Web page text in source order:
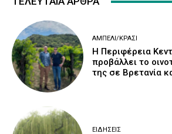
ΑΜΠΈΛΙ/ΚΡΑΣΊ
H Περιφέρεια
προβάλλει το
της σε Βρετανία
ΕΙΔΉΣΕΙΣ